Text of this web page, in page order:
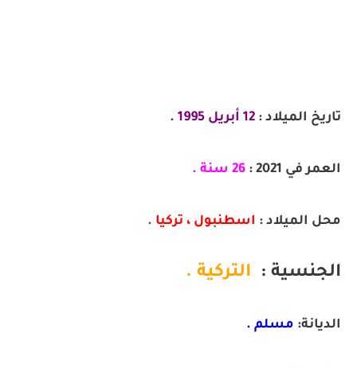
تاريخ الميلاد : 12 أبريل 1995 .
العمر في 2021 : 26 سنة .
محل الميلاد : اسطنبول ، تركيا .
الجنسية : التركية .
الديانة: مسلم .